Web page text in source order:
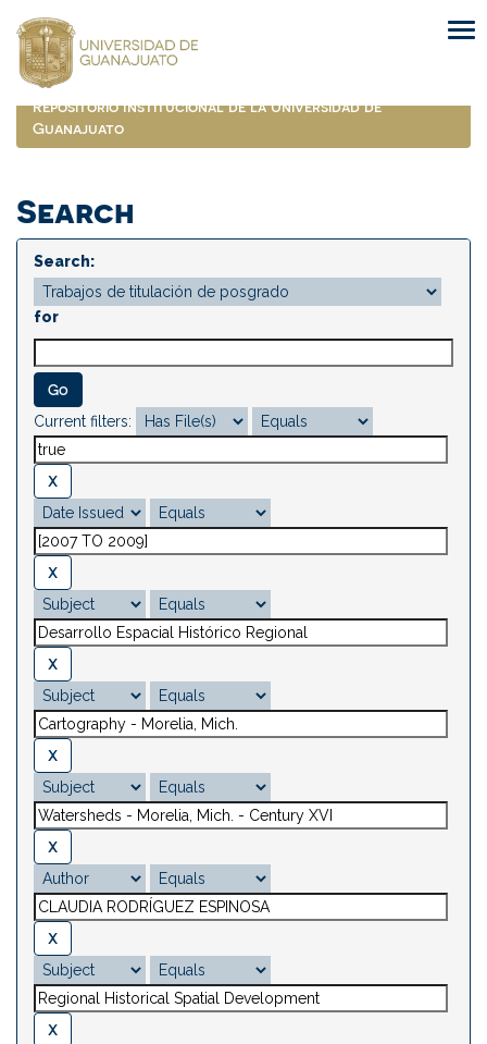
navigation
Repositorio Institucional de la Universidad de
Guanajuato
Search
Search:
for
Current filters: